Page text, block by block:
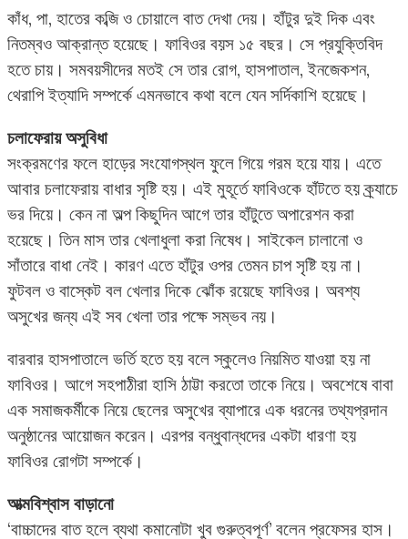
কাঁধ, পা, হাতের কব্জি ও চোয়ালে বাত দেখা দেয়। হাঁটুর দুই দিক এবং
নিতম্বও আক্রান্ত হয়েছে। ফাবিওর বয়স ১৫ বছর। সে প্রযুক্তিবিদ
হতে চায়। সমবয়সীদের মতই সে তার রোগ, হাসপাতাল, ইনজেকশন,
থেরাপি ইত্যাদি সম্পর্কে এমনভাবে কথা বলে যেন সর্দিকাশি হয়েছে।
চলাফেরায় অসুবিধা
সংক্রমণের ফলে হাড়ের সংযোগস্থল ফুলে গিয়ে গরম হয়ে যায়। এতে
আবার চলাফেরায় বাধার সৃষ্টি হয়। এই মুহূর্তে ফাবিওকে হাঁটতে হয় ক্র্যাচে
ভর দিয়ে। কেন না অল্প কিছুদিন আগে তার হাঁটুতে অপারেশন করা
হয়েছে। তিন মাস তার খেলাধুলা করা নিষেধ। সাইকেল চালানো ও
সাঁতারে বাধা নেই। কারণ এতে হাঁটুর ওপর তেমন চাপ সৃষ্টি হয় না।
ফুটবল ও বাস্কেট বল খেলার দিকে ঝোঁক রয়েছে ফাবিওর। অবশ্য
অসুখের জন্য এই সব খেলা তার পক্ষে সম্ভব নয়।
বারবার হাসপাতালে ভর্তি হতে হয় বলে স্কুলেও নিয়মিত যাওয়া হয় না
ফাবিওর। আগে সহপাঠীরা হাসি ঠাট্টা করতো তাকে নিয়ে। অবশেষে বাবা
এক সমাজকর্মীকে নিয়ে ছেলের অসুখের ব্যাপারে এক ধরনের তথ্যপ্রদান
অনুষ্ঠানের আয়োজন করেন। এরপর বন্ধুবান্ধদের একটা ধারণা হয়
ফাবিওর রোগটা সম্পর্কে।
আত্মবিশ্বাস বাড়ানো
‘বাচ্চাদের বাত হলে ব্যথা কমানোটা খুব গুরুত্বপূর্ণ’ বলেন প্রফেসর হাস।